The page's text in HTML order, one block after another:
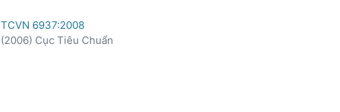
TCVN 6937:2008
(2006) Cục Tiêu Chuẩn